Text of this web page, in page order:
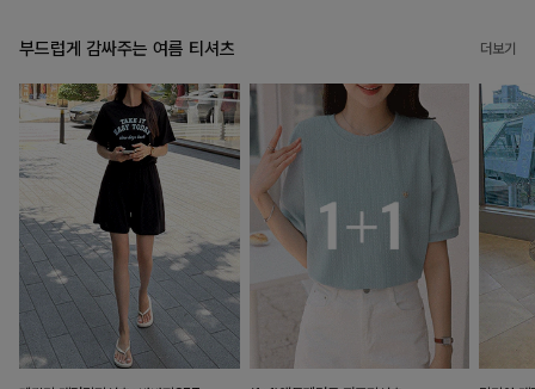
부드럽게 감싸주는 여름 티셔츠 더보기